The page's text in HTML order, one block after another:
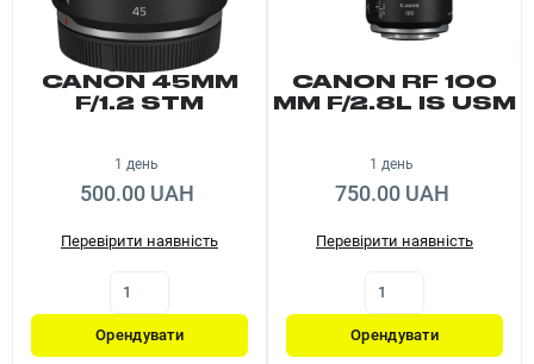
CANON 45MM
F/1.2 STM
1 день
500.00 UAH
Перевірити наявність
Орендувати
CANON RF 100
MM F/2.8L IS USM
1 день
750.00 UAH
Перевірити наявність
Орендувати